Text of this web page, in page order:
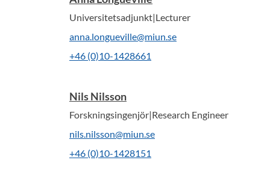
Universitetsadjunkt|Lecturer
anna.longueville@miun.se
+46 (0)10-1428661
Nils Nilsson
Forskningsingenjör|Research Engineer
nils.nilsson@miun.se
+46 (0)10-1428151